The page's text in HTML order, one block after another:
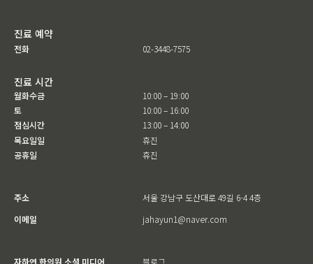
진료 예약
전화 02-3448-7575
진료 시간
월화수금
토
점심시간
목요일일
공휴일
10:00 – 19:00
10:00 – 16:00
13:00 – 14:00
휴진
휴진
주소
서울 강남구 도산대로 49길 6-4 4층
이메일
jahayun1@naver.com